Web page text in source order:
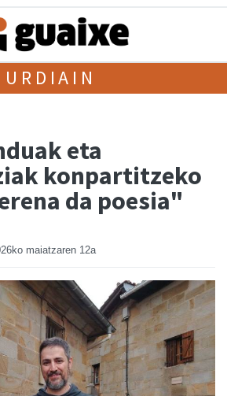
URDIAIN
eta
konpartitzeko
da poesia"
maiatzaren 12a